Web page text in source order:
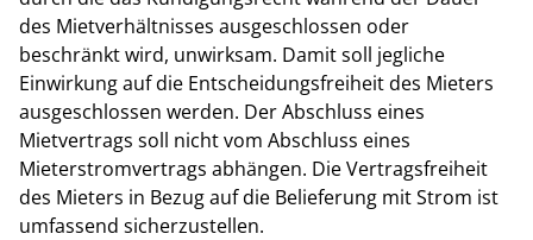
des Mietverhältnisses ausgeschlossen oder
beschränkt wird, unwirksam. Damit soll jegliche
Einwirkung auf die Entscheidungsfreiheit des Mieters
ausgeschlossen werden. Der Abschluss eines
Mietvertrags soll nicht vom Abschluss eines
Mieterstromvertrags abhängen. Die Vertragsfreiheit
des Mieters in Bezug auf die Belieferung mit Strom ist
umfassend sicherzustellen.